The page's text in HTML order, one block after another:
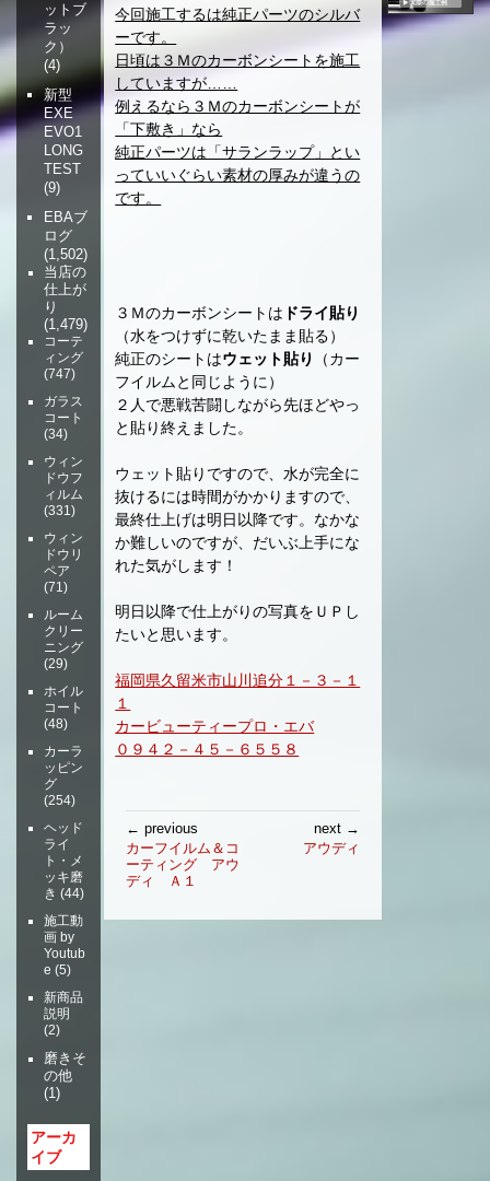
今回施工するは純正パーツのシルバ
ーです。
日頃は３Ｍのカーボンシートを施工
していますが……
例えるなら３Ｍのカーボンシートが
「下敷き」なら
純正パーツは「サランラップ」とい
っていいぐらい素材の厚みが違うの
です。
３Ｍのカーボンシートは ドライ貼り
（水をつけずに乾いたまま貼る）
純正のシートはウェット貼り
（カー
フイルムと同じように）
２人で悪戦苦闘しながら先ほどやっ
と貼り終えました。
ウェット貼りですので、水が完全に
抜けるには時間がかかりますので、
最終仕上げは明日以降です。なかな
か難しいのですが、だいぶ上手にな
れた気がします！
明日以降で仕上がりの写真をＵＰし
たいと思います。
福岡県久留米市山川追分１－３－１
１
カービューティープロ・エバ
０９４２－４５－６５５８
稿
ナ
ビ
← previous
カーフイルム＆コ
ーティング アウ
ディ Ａ１
next →
アウディ
ットブ
ラッ
ク）
(4)
新型
EXE
EVO1
LONG
TEST
(9)
EBAブ
ログ
(1,502)
当店の
仕上が
り
(1,479)
コーテ
ィング
(747)
ガラス
コート
(34)
ウィン
ドウフ
ィルム
(331)
ウィン
ドウリ
ペア
(71)
ルーム
クリー
ニング
(29)
ホイル
コート
(48)
カーラ
ッピン
グ
(254)
ヘッド
ライ
ト・メ
ッキ磨
き (44)
施工動
画 by
Youtub
e (5)
新商品
説明
(2)
磨きそ
の他
(1)
アーカ
イブ